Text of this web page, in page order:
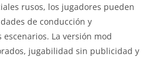
rusos, los jugadores pueden
de conducción y
La versión mod
jugabilidad sin publicidad y